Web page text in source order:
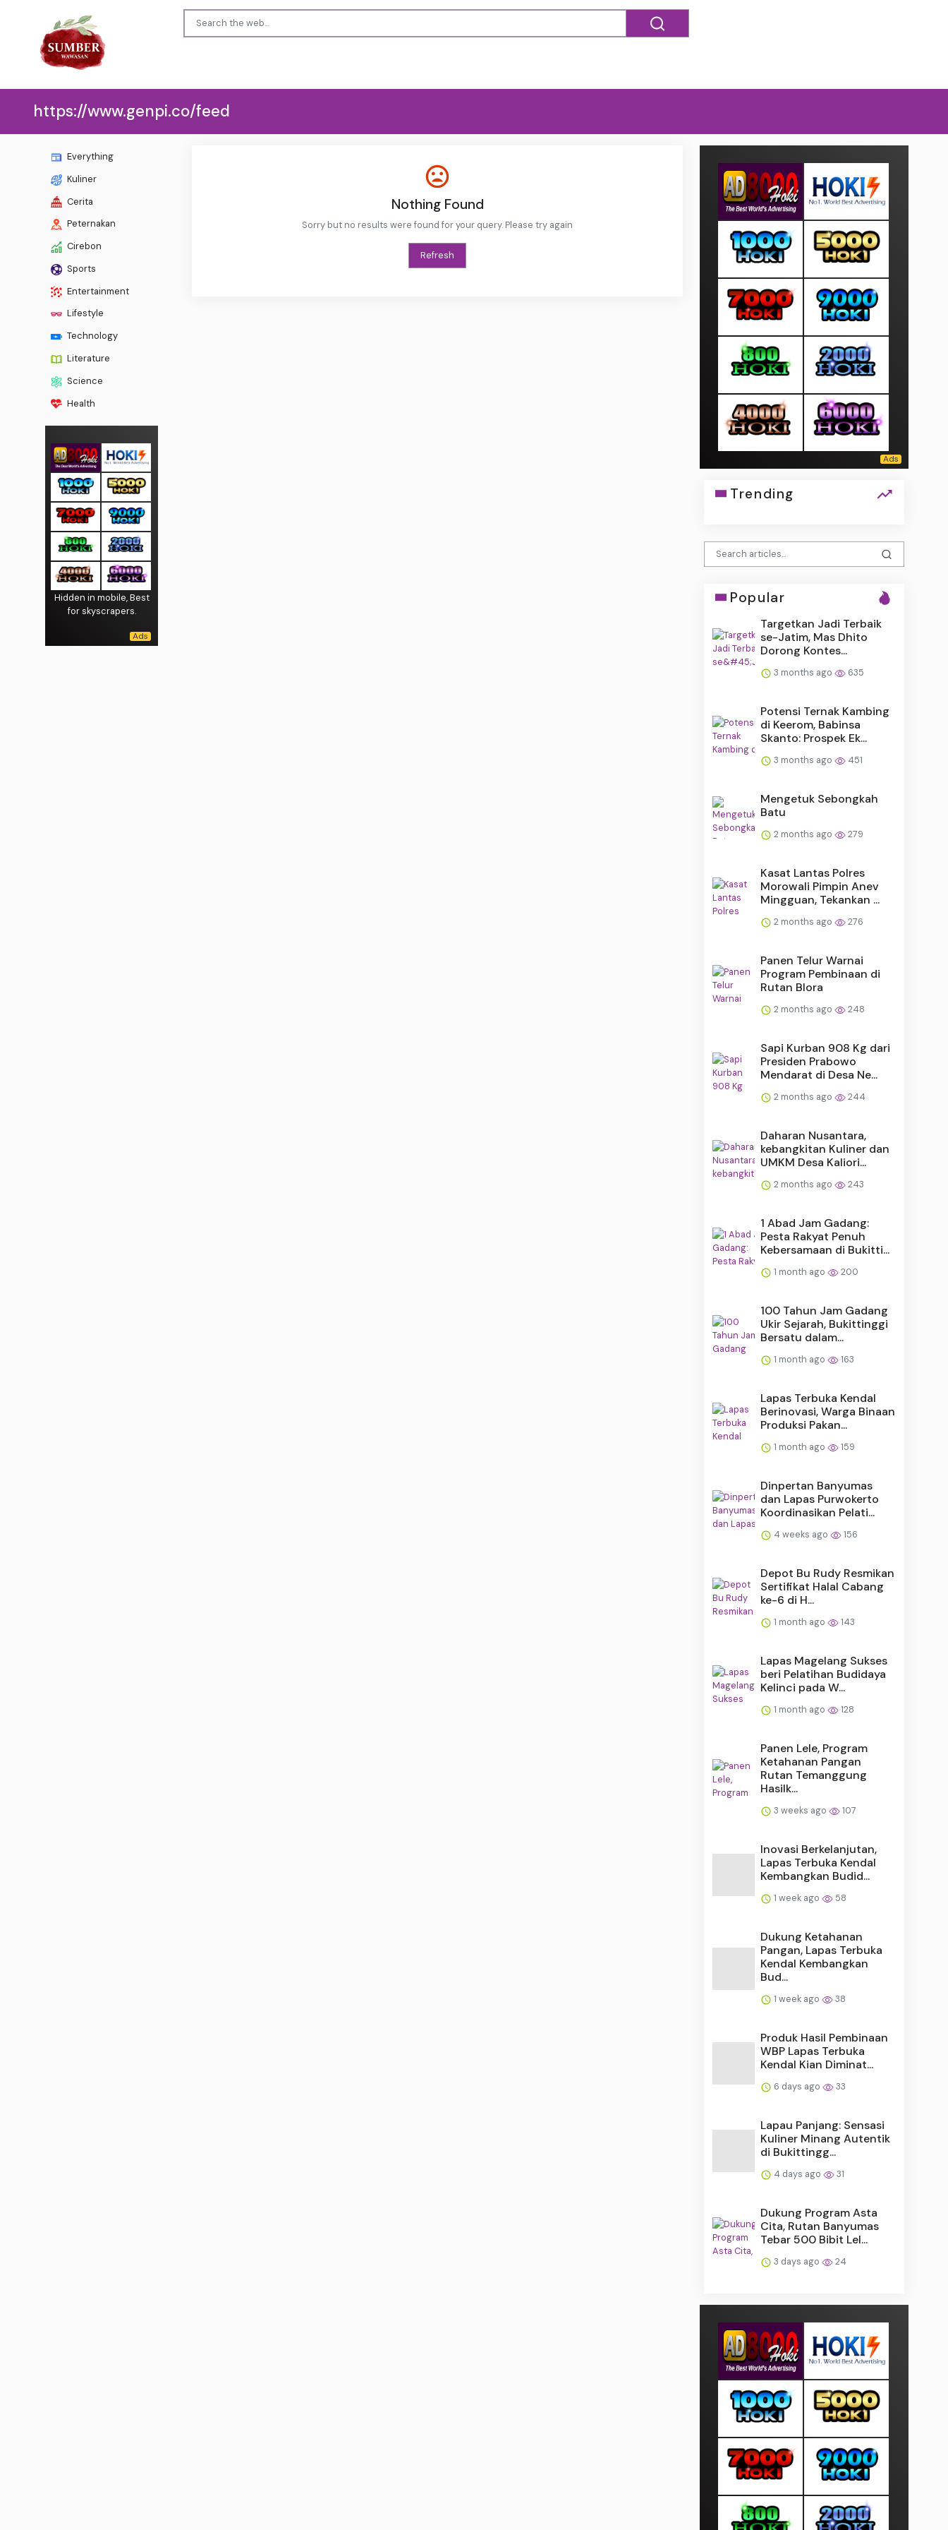
https://www.genpi.co/feed
Everything
Kuliner
Cerita
Peternakan
Cirebon
Sports
Entertainment
Lifestyle
Technology
Literature
Science
Health
Hidden in mobile, Best
for skyscrapers.
Nothing Found
Sorry but no results were found for your query. Please try again
Refresh
Trending
Popular
Targetkan Jadi Terbaik
se-Jatim, Mas Dhito
Dorong Kontes...
3 months ago 635
Potensi Ternak Kambing
di Keerom, Babinsa
Skanto: Prospek Ek...
3 months ago 451
Mengetuk Sebongkah
Batu
2 months ago 279
Kasat Lantas Polres
Morowali Pimpin Anev
Mingguan, Tekankan ...
2 months ago 276
Panen Telur Warnai
Program Pembinaan di
Rutan Blora
2 months ago 248
Sapi Kurban 908 Kg dari
Presiden Prabowo
Mendarat di Desa Ne...
2 months ago 244
Daharan Nusantara,
kebangkitan Kuliner dan
UMKM Desa Kaliori...
2 months ago 243
1 Abad Jam Gadang:
Pesta Rakyat Penuh
Kebersamaan di Bukitti...
1 month ago 200
100 Tahun Jam Gadang
Ukir Sejarah, Bukittinggi
Bersatu dalam...
1 month ago 163
Lapas Terbuka Kendal
Berinovasi, Warga Binaan
Produksi Pakan...
1 month ago 159
Dinpertan Banyumas
dan Lapas Purwokerto
Koordinasikan Pelati...
4 weeks ago 156
Depot Bu Rudy Resmikan
Sertifikat Halal Cabang
ke-6 di H...
1 month ago 143
Lapas Magelang Sukses
beri Pelatihan Budidaya
Kelinci pada W...
1 month ago 128
Panen Lele, Program
Ketahanan Pangan
Rutan Temanggung
Hasilk...
3 weeks ago 107
Inovasi Berkelanjutan,
Lapas Terbuka Kendal
Kembangkan Budid...
1 week ago 58
Dukung Ketahanan
Pangan, Lapas Terbuka
Kendal Kembangkan
Bud...
1 week ago 38
Produk Hasil Pembinaan
WBP Lapas Terbuka
Kendal Kian Diminat...
6 days ago 33
Lapau Panjang: Sensasi
Kuliner Minang Autentik
di Bukittingg...
4 days ago 31
Dukung Program Asta
Cita, Rutan Banyumas
Tebar 500 Bibit Lel...
3 days ago 24